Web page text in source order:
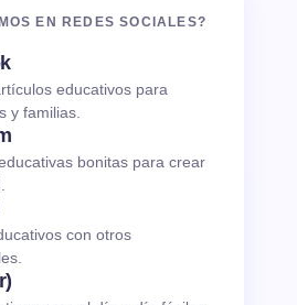
EN REDES SOCIALES?
educativos para
y familias.
bonitas para crear
con otros